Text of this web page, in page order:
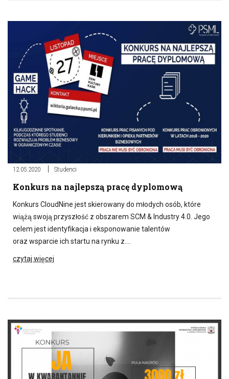
12.05.2020 Studenci
Konkurs na najlepszą pracę dyplomową
Konkurs CloudNine jest skierowany do młodych osób, które
wiążą swoją przyszłość z obszarem SCM & Industry 4.0. Jego
celem jest identyfikacja i eksponowanie talentów
oraz wsparcie ich startu na rynku z….
czytaj więcej